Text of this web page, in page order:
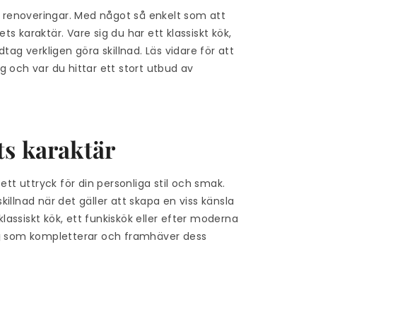
Med något så enkelt som att
karaktär. Vare sig du har ett klassiskt kök,
verkligen göra skillnad. Läs vidare för att
och var du hittar ett stort utbud av
karaktär
uttryck för din personliga stil och smak.
när det gäller att skapa en viss känsla
kök, ett funkiskök eller efter moderna
kompletterar och framhäver dess